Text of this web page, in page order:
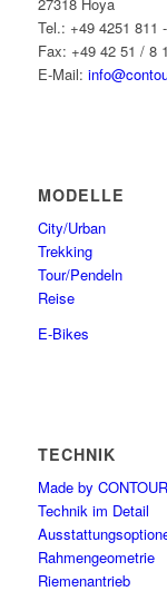
Tel.: +49 4251 811
Fax: +49 42 51 / 8
E-Mail:
MODELLE
City/Urban
Trekking
Tour/Pendeln
Reise
E-Bikes
TECHNIK
Made by
Technik im Detail
Rahmengeometrie
Riemenantrieb